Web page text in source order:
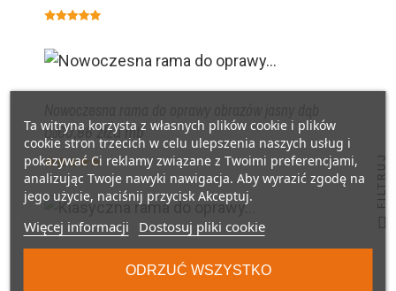
Od60,86 złza mb
Klasyczna rama do oprawy obrazów rattan
za mb
Ta witryna korzysta z własnych plików cookie i plików
cookie stron trzecich w celu ulepszenia naszych usług i
pokazywać Ci reklamy związane z Twoimi preferencjami,
analizując Twoje nawyki nawigacja. Aby wyrazić zgodę na
jego użycie, naciśnij przycisk Akceptuj.
Więcej informacji Dostosuj pliki cookie
ODRZUĆ WSZYSTKO
FILTRUJ